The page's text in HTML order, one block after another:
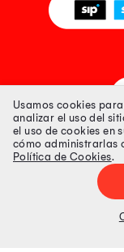
Tiendas Peruanas
Precios disponibles
Usamos cookies
analizar el uso del
el uso de cookies en
cómo administrarlas
Política de Cookies.